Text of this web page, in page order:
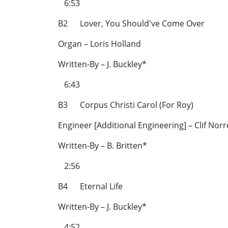
6:53
B2 Lover, You Should've Come Over
Organ – Loris Holland
Written-By – J. Buckley*
6:43
B3 Corpus Christi Carol (For Roy)
Engineer [Additional Engineering] – Clif
Written-By – B. Britten*
2:56
B4 Eternal Life
Written-By – J. Buckley*